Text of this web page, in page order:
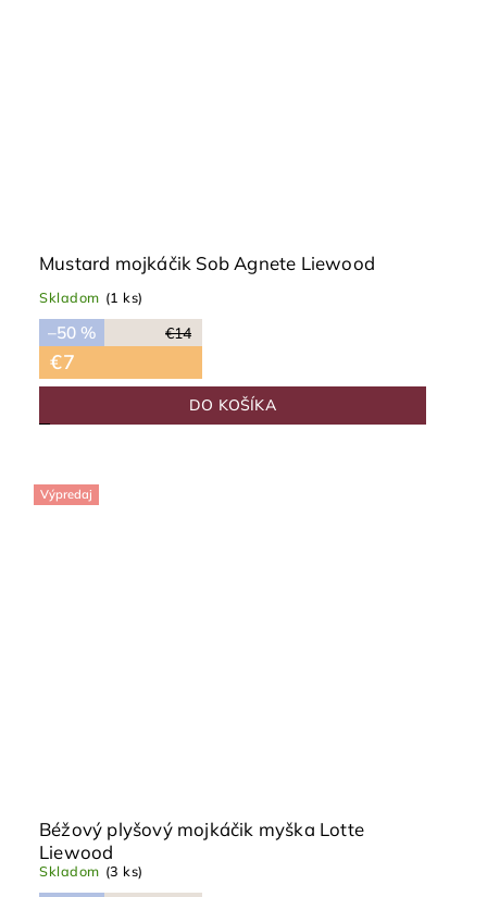
Mustard mojkáčik Sob Agnete Liewood
Skladom (1 ks)
€14
–50 %
€7
DO KOŠÍKA
Výpredaj
Béžový plyšový mojkáčik myška Lotte
Liewood
Skladom (3 ks)